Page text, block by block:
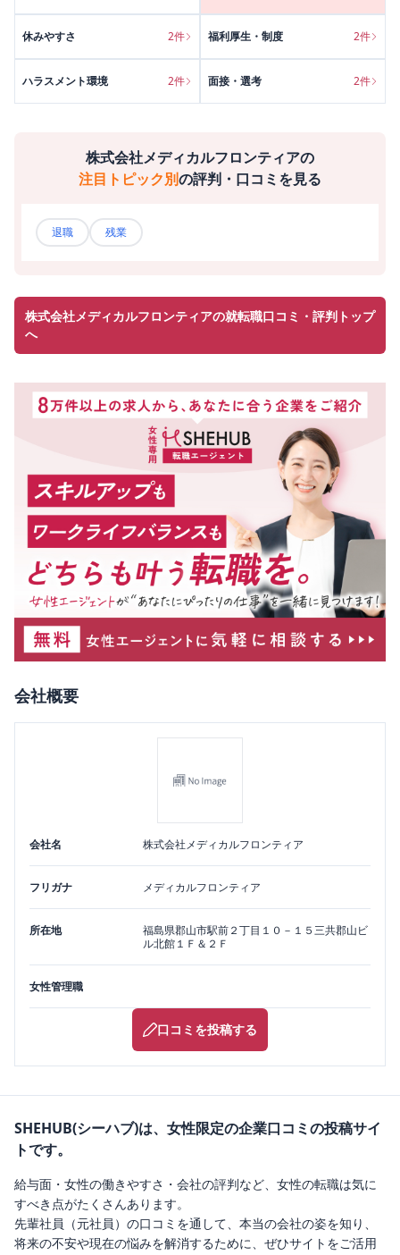
休みやすさ 2件 福利厚生・制度 2件
ハラスメント環境 2件 面接・選考 2件
株式会社メディカルフロンティアの
注目トピック別の評判・口コミを見る
退職 残業
株式会社メディカルフロンティアの就転職口コミ・評判トップ
へ
会社概要
会社名 株式会社メディカルフロンティア
フリガナ メディカルフロンティア
所在地 福島県郡山市駅前２丁目１０－１５三共郡山ビ
ル北館１Ｆ＆２Ｆ
女性管理職
口コミを投稿する
SHEHUB(シーハブ)は、女性限定の企業口コミの投稿サイ
トです。
給与面・女性の働きやすさ・会社の評判など、女性の転職は気に
すべき点がたくさんあります。
先輩社員（元社員）の口コミを通して、本当の会社の姿を知り、
将来の不安や現在の悩みを解消するために、ぜひサイトをご活用